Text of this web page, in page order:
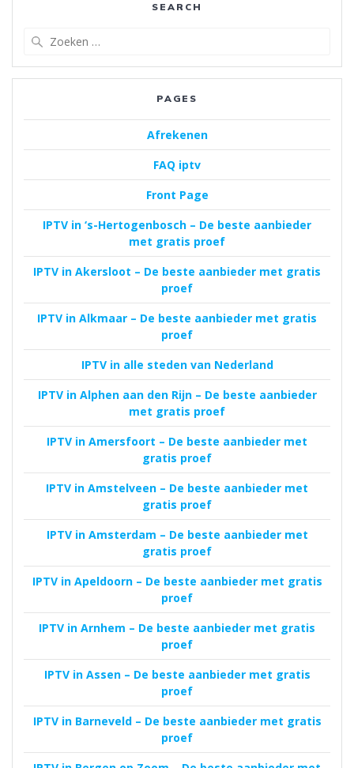
SEARCH
PAGES
Afrekenen
FAQ iptv
Front Page
IPTV in ‘s-Hertogenbosch – De beste aanbieder
met gratis proef
IPTV in Akersloot – De beste aanbieder met gratis
proef
IPTV in Alkmaar – De beste aanbieder met gratis
proef
IPTV in alle steden van Nederland
IPTV in Alphen aan den Rijn – De beste aanbieder
met gratis proef
IPTV in Amersfoort – De beste aanbieder met
gratis proef
IPTV in Amstelveen – De beste aanbieder met
gratis proef
IPTV in Amsterdam – De beste aanbieder met
gratis proef
IPTV in Apeldoorn – De beste aanbieder met gratis
proef
IPTV in Arnhem – De beste aanbieder met gratis
proef
IPTV in Assen – De beste aanbieder met gratis
proef
IPTV in Barneveld – De beste aanbieder met gratis
proef